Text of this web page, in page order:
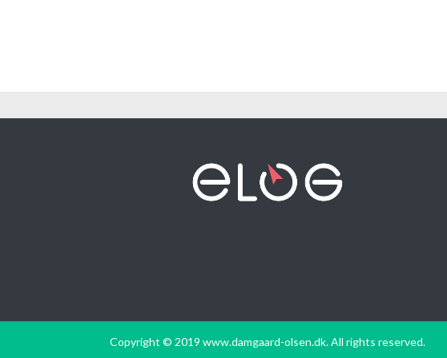
Copyright © 2019 www.damgaard-olsen.dk. All rights reserved.